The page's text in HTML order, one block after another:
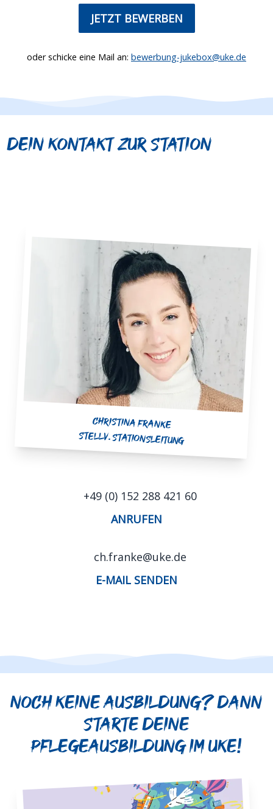
JETZT BEWERBEN
oder schicke eine Mail an: bewerbung-jukebox@uke.de
Dein Kontakt zur Station
Christina Franke
Stellv. Stationsleitung
ANRUFEN
+49 (0) 152 288 421 60
E-MAIL SENDEN
ch.franke@uke.de
Noch keine Ausbildung? Dann
starte deine
Pflegeausbildung im UKE!